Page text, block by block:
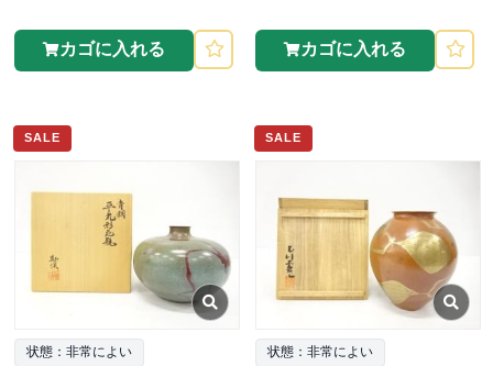
カゴに入れる カゴに入れる
SALE
状態：非常によい
SALE
状態：非常によい